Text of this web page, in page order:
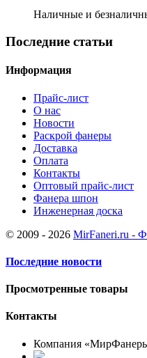
Наличные и
Последние статьи
Информация
Прайс-лист
О нас
Новости
Раскрой фанеры
Доставка
Оплата
Контакты
Оптовый прайс-лист
Фанера шпон
Инженерная доска
© 2009 - 2026 MirFaneri.ru -
Последние новости
Просмотренные товары
Контакты
Компания